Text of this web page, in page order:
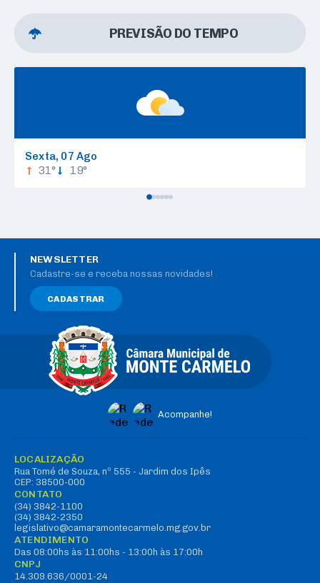
PREVISÃO DO TEMPO
Sexta 07 Ago
31°
19°
Acompanhe!
NEWSLETTER
Cadastre-se e receba nossas novidades!
CADASTRAR
LOCALIZAÇÃO
Rua Tomé de Souza, nº 555 - Jardim dos Ipês
CEP: 38500-000
CONTATO
(34) 3842-1100
(34) 3842-2350
legislativo@camaramontecarmelo.mg.gov.br
ATENDIMENTO
Das 08:00hs às 11:00hs - 13:00h às 17:00h
CNPJ
14.309.636/0001-24